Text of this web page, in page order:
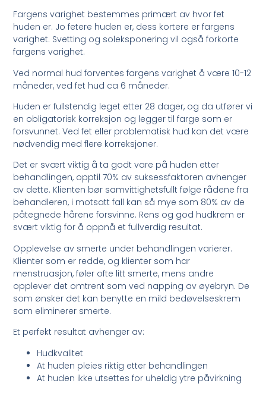
Fargens varighet bestemmes primært av hvor fet
huden er. Jo fetere huden er, dess kortere er fargens
varighet. Svetting og soleksponering vil også forkorte
fargens varighet.
Ved normal hud forventes fargens varighet å være 10-12
måneder, ved fet hud ca 6 måneder.
Huden er fullstendig leget etter 28 dager, og da utfører vi
en obligatorisk korreksjon og legger til farge som er
forsvunnet. Ved fet eller problematisk hud kan det være
nødvendig med flere korreksjoner.
Det er svært viktig å ta godt vare på huden etter
behandlingen, opptil 70% av suksessfaktoren avhenger
av dette. Klienten bør samvittighetsfullt følge rådene fra
behandleren, i motsatt fall kan så mye som 80% av de
påtegnede hårene forsvinne. Rens og god hudkrem er
svært viktig for å oppnå et fullverdig resultat.
Opplevelse av smerte under behandlingen varierer.
Klienter som er redde, og klienter som har
menstruasjon, føler ofte litt smerte, mens andre
opplever det omtrent som ved napping av øyebryn. De
som ønsker det kan benytte en mild bedøvelseskrem
som eliminerer smerte.
Et perfekt resultat avhenger av:
Hudkvalitet
At huden pleies riktig etter behandlingen
At huden ikke utsettes for uheldig ytre påvirkning